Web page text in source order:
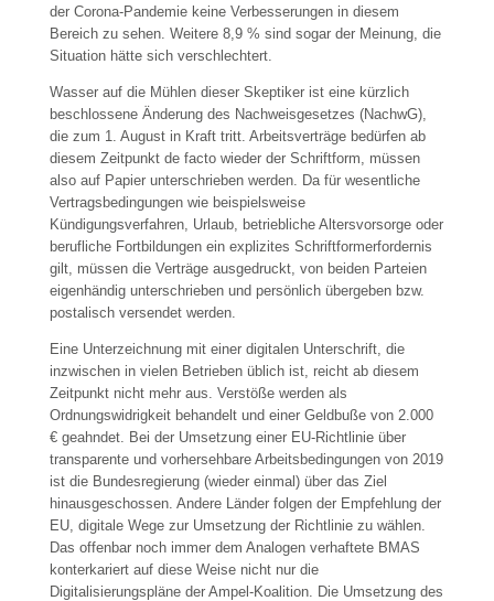
der Corona-Pandemie keine Verbesserungen in diesem
Bereich zu sehen. Weitere 8,9 % sind sogar der Meinung, die
Situation hätte sich verschlechtert.
Wasser auf die Mühlen dieser Skeptiker ist eine kürzlich
beschlossene Änderung des Nachweisgesetzes (NachwG),
die zum 1. August in Kraft tritt. Arbeitsverträge bedürfen ab
diesem Zeitpunkt de facto wieder der Schriftform, müssen
also auf Papier unterschrieben werden. Da für wesentliche
Vertragsbedingungen wie beispielsweise
Kündigungsverfahren, Urlaub, betriebliche Altersvorsorge oder
berufliche Fortbildungen ein explizites Schriftformerfordernis
gilt, müssen die Verträge ausgedruckt, von beiden Parteien
eigenhändig unterschrieben und persönlich übergeben bzw.
postalisch versendet werden.
Eine Unterzeichnung mit einer digitalen Unterschrift, die
inzwischen in vielen Betrieben üblich ist, reicht ab diesem
Zeitpunkt nicht mehr aus. Verstöße werden als
Ordnungswidrigkeit behandelt und einer Geldbuße von 2.000
€ geahndet. Bei der Umsetzung einer EU-Richtlinie über
transparente und vorhersehbare Arbeitsbedingungen von 2019
ist die Bundesregierung (wieder einmal) über das Ziel
hinausgeschossen. Andere Länder folgen der Empfehlung der
EU, digitale Wege zur Umsetzung der Richtlinie zu wählen.
Das offenbar noch immer dem Analogen verhaftete BMAS
konterkariert auf diese Weise nicht nur die
Digitalisierungspläne der Ampel-Koalition. Die Umsetzung des